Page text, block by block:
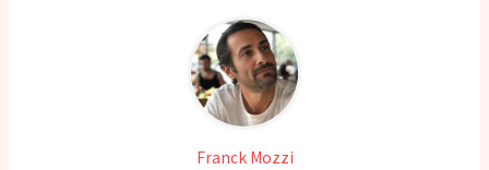
Franck Mozzi